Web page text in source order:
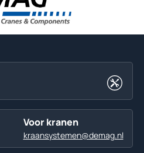
Voor kranen
kraansystemen@demag.nl